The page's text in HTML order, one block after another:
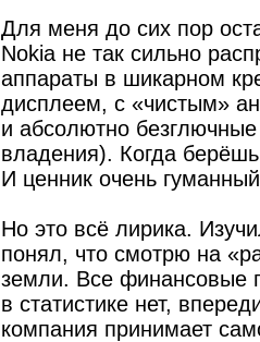
Для меня до сих пор
Nokia не так сильно
аппараты в шикарном
дисплеем, с «чистым»
и абсолютно
владения). Когда
И ценник очень
Но это всё лирика.
понял, что смотрю на
земли. Все финансовые
в статистике нет,
компания принимает